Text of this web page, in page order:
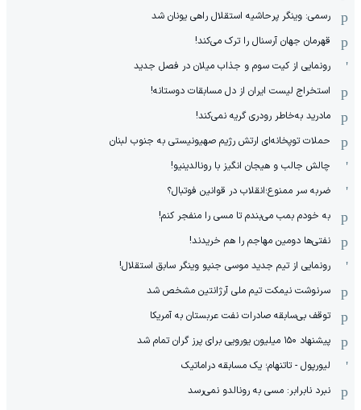
رسمی: وینگر پرحاشیه استقلال راهی یونان شد
قهرمان جهان آرسنال را ترک می‌کند!
رونمایی از کیت سوم و جذاب میلان در فصل جدید
استخراج لیست ایران از دل مسابقات دوستانه!
مادرید به‌خاطر رودری گریه نمی‌کند!
حملات توپخانه‌ای ارتش رژیم صهیونیستی به جنوب لبنان
چالش جالب و هیجان انگیز با رونالدینیو!
ضربه سر ممنوع؛انقلاب در قوانین فوتبال؟
به خودم بمب می‌بندم تا مسی را منفجر کنم!
نفتی‌ها دومین مهاجم را هم خریدند!
رونمایی از تیم جدید موسی جنپو وینگر سابق استقلال!
سرنوشت نیمکت تیم ملی آرژانتین مشخص شد
توقف بی‌سابقه صادرات نفت عربستان به آمریکا
پیشنهاد ۱۵۰ میلیون یورویی برای پرز گران تمام شد
لیورپول - تاتنهام؛ یک مسابقه دراماتیک
نبرد نابرابر: مسی به رونالدو نمی‌رسد